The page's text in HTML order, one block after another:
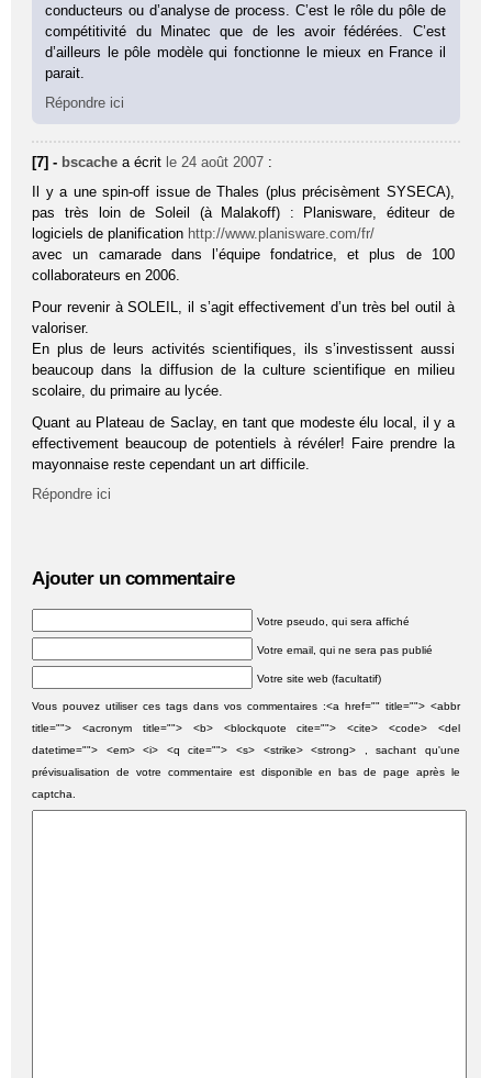
conducteurs ou d’analyse de process. C’est le rôle du pôle de
compétitivité du Minatec que de les avoir fédérées. C’est
d’ailleurs le pôle modèle qui fonctionne le mieux en France il
parait.
Répondre ici
[7] - bscache a écrit le 24 août 2007 :
Il y a une spin-off issue de Thales (plus précisèment SYSECA),
pas très loin de Soleil (à Malakoff) : Planisware, éditeur de
logiciels de planification http://www.planisware.com/fr/
avec un camarade dans l’équipe fondatrice, et plus de 100
collaborateurs en 2006.
Pour revenir à SOLEIL, il s’agit effectivement d’un très bel outil à
valoriser.
En plus de leurs activités scientifiques, ils s’investissent aussi
beaucoup dans la diffusion de la culture scientifique en milieu
scolaire, du primaire au lycée.
Quant au Plateau de Saclay, en tant que modeste élu local, il y a
effectivement beaucoup de potentiels à révéler! Faire prendre la
mayonnaise reste cependant un art difficile.
Répondre ici
Ajouter un commentaire
Votre pseudo, qui sera affiché
Votre email, qui ne sera pas publié
Votre site web (facultatif)
Vous pouvez utiliser ces tags dans vos commentaires :<a href="" title=""> <abbr
title=""> <acronym title=""> <b> <blockquote cite=""> <cite> <code> <del
datetime=""> <em> <i> <q cite=""> <s> <strike> <strong> , sachant qu'une
prévisualisation de votre commentaire est disponible en bas de page après le
captcha.